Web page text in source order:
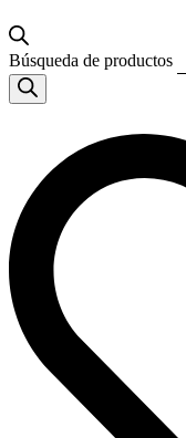
Búsqueda de productos